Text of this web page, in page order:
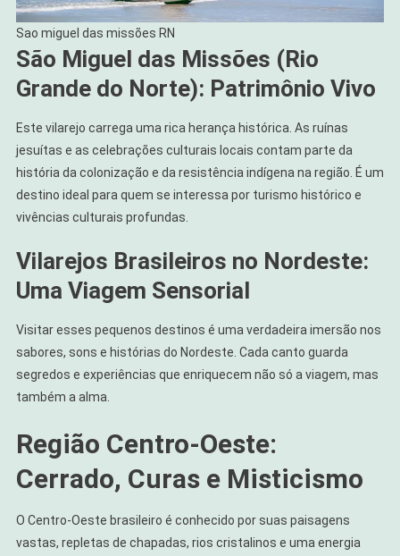
Sao miguel das missões RN
São Miguel das Missões (Rio
Grande do Norte): Patrimônio Vivo
Este vilarejo carrega uma rica herança histórica. As ruínas
jesuítas e as celebrações culturais locais contam parte da
história da colonização e da resistência indígena na região. É um
destino ideal para quem se interessa por turismo histórico e
vivências culturais profundas.
Vilarejos Brasileiros no Nordeste:
Uma Viagem Sensorial
Visitar esses pequenos destinos é uma verdadeira imersão nos
sabores, sons e histórias do Nordeste. Cada canto guarda
segredos e experiências que enriquecem não só a viagem, mas
também a alma.
Região Centro-Oeste:
Cerrado, Curas e Misticismo
O Centro-Oeste brasileiro é conhecido por suas paisagens
vastas, repletas de chapadas, rios cristalinos e uma energia